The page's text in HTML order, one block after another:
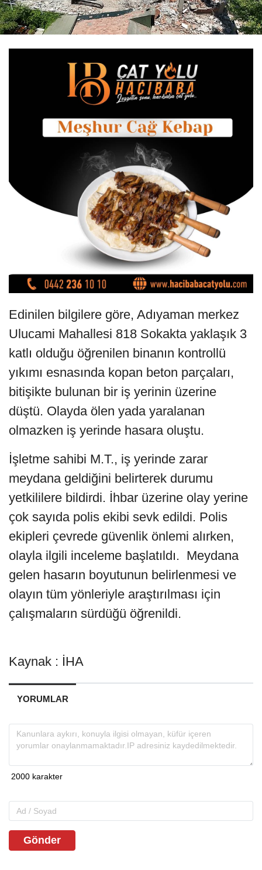
Edinilen bilgilere göre, Adıyaman merkez
Ulucami Mahallesi 818 Sokakta yaklaşık 3
katlı olduğu öğrenilen binanın kontrollü
yıkımı esnasında kopan beton parçaları,
bitişikte bulunan bir iş yerinin üzerine
düştü. Olayda ölen yada yaralanan
olmazken iş yerinde hasara oluştu.
İşletme sahibi M.T., iş yerinde zarar
meydana geldiğini belirterek durumu
yetkililere bildirdi. İhbar üzerine olay yerine
çok sayıda polis ekibi sevk edildi. Polis
ekipleri çevrede güvenlik önlemi alırken,
olayla ilgili inceleme başlatıldı. Meydana
gelen hasarın boyutunun belirlenmesi ve
olayın tüm yönleriyle araştırılması için
çalışmaların sürdüğü öğrenildi.
Kaynak : İHA
YORUMLAR
Gönder